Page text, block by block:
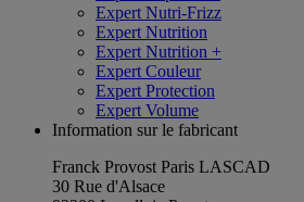
Expert Nutri-Frizz
Expert Nutrition
Expert Nutrition +
Expert Couleur
Expert Protection
Expert Volume
Information sur le fabricant
Franck Provost Paris LASCAD
30 Rue d'Alsace